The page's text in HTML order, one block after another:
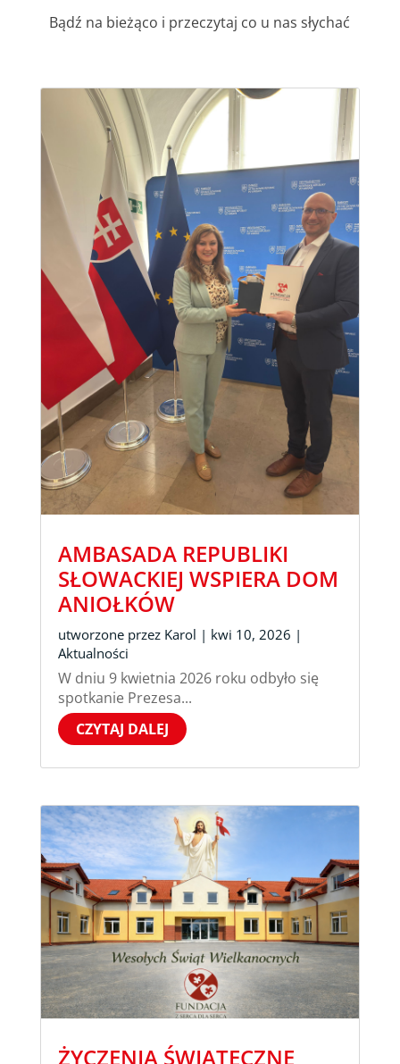
Bądź na bieżąco i przeczytaj co u nas słychać
AMBASADA REPUBLIKI
SŁOWACKIEJ WSPIERA DOM
ANIOŁKÓW
utworzone przez Karol | kwi 10, 2026 |
Aktualności
W dniu 9 kwietnia 2026 roku odbyło się
spotkanie Prezesa...
CZYTAJ DALEJ
ŻYCZENIA ŚWIĄTECZNE